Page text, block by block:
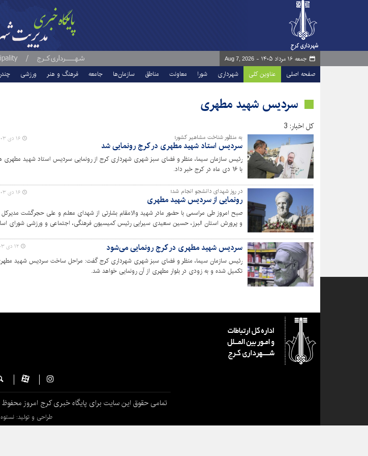
جمعه ۱۶ مرداد ۱۴۰۵ - Aug 7, 2026
صفحه اصلی عناوین کلی شهرداری شورا معاونت مناطق سازمان‌ها جامعه فرهنگ و هنر ورزشی
سردیس شهید مطهری
کل اخبار: 3
به منظور شناخت مشاهیر کشور؛
سردیس استاد شهید مطهری در کرج رونمایی شد
رئیس سازمان سیما، منظر و فضای سبز شهری شهرداری کرج از رونمایی سردیس استاد شهید مطهری
با ۱۶ دی ماه در کرج خبر داد.
۱۶ دی ۰۳ - ۱۳:۵۸
در روز شهدای دانشجو انجام شد؛
رونمایی از سردیس شهید مطهری
صبح امروز طی مراسمی با حضور مادر شهید والامقام بشارتی از شهدای معلم و علی حجرگشت
و پرورش استان البرز، حسین سعیدی سیرایی رئیس کمیسیون فرهنگی، اجتماعی و ورزشی شورای
مطهری در خیابان شهید مطهری مقابل اداره کل فرهنگ و ارشاد اسلامی استان البرز رونمایی شد.
۱۶ دی ۰۳ - ۱۳:۵۷
سردیس شهید مطهری در کرج رونمایی می‌شود
رئیس سازمان سیما، منظر و فضای سبز شهری شهرداری کرج گفت: مراحل ساخت سردیس شهید
تکمیل شده و به زودی در بلوار مطهری از آن رونمایی خواهد شد.
۱۲ دی ۰۳ - ۱۱:۳۵
تمامی حقوق این سایت برای پایگاه خبری کرج امروز محفوظ
طراحی و تولید: نستوه